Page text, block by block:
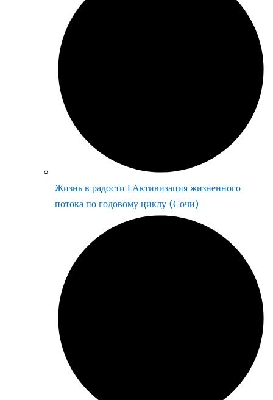
Жизнь в радости | Активизация жизненного
потока по годовому циклу (Сочи)